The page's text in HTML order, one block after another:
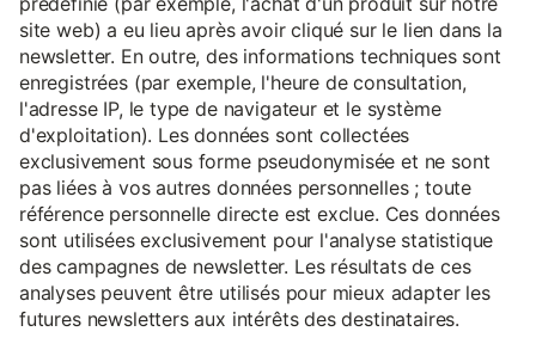
site web) a eu lieu après avoir cliqué sur le lien dans la
newsletter. En outre, des informations techniques sont
enregistrées (par exemple, l'heure de consultation,
l'adresse IP, le type de navigateur et le système
d'exploitation). Les données sont collectées
exclusivement sous forme pseudonymisée et ne sont
pas liées à vos autres données personnelles ; toute
référence personnelle directe est exclue. Ces données
sont utilisées exclusivement pour l'analyse statistique
des campagnes de newsletter. Les résultats de ces
analyses peuvent être utilisés pour mieux adapter les
futures newsletters aux intérêts des destinataires.